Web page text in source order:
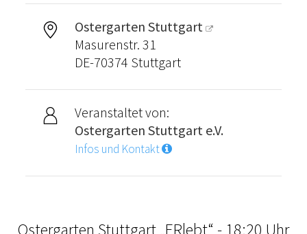
Ostergarten Stuttgart
Masurenstr. 31
DE-70374 Stuttgart
Veranstaltet von:
Ostergarten Stuttgart e.V.
Infos und Kontakt
Ostergarten Stuttgart „ERlebt“ - 18:20 Uhr